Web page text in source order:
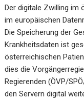
Der digitale Zwilling im
im europäischen
Die Speicherung der
Krankheitsdaten ist
österreichischen
dies die
Regierenden (ÖVP/
den Servern digital